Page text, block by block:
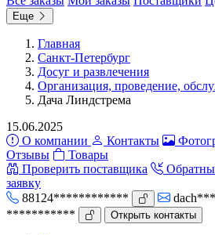
Еще
Главная
Санкт-Петербург
Досуг и развлечения
Организация, проведение,
Дача Линдстрема
15.06.2025
О компании
Контакты
Отзывы
Товары
Проверить поставщика
заявку
88124************
***********
Открыть контакты